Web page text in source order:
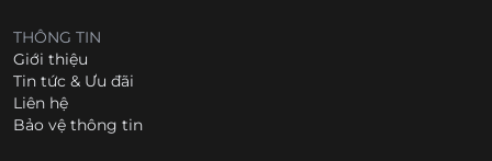
THÔNG TIN
Giới thiệu
Tin tức & Ưu đãi
Liên hệ
Bảo vệ thông tin